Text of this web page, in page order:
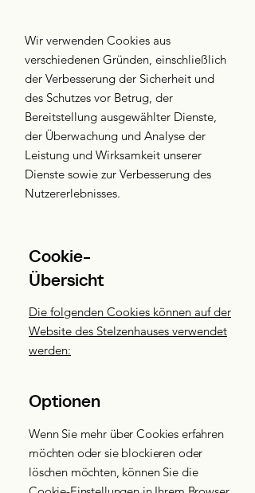
Wir verwenden Cookies aus
verschiedenen Gründen, einschließlich
der Verbesserung der Sicherheit und
des Schutzes vor Betrug, der
Bereitstellung ausgewählter Dienste,
der Überwachung und Analyse der
Leistung und Wirksamkeit unserer
Dienste sowie zur Verbesserung des
Nutzererlebnisses.
Cookie-
Übersicht
Die folgenden Cookies können auf der
Website des Stelzenhauses verwendet
werden:
Optionen
Wenn Sie mehr über Cookies erfahren
möchten oder sie blockieren oder
löschen möchten, können Sie die